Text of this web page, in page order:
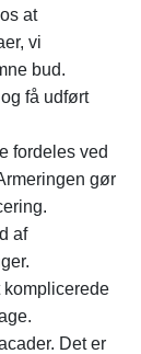
at
vi
bud.
få udført
fordeles ved
gør
af
komplicerede
Det er